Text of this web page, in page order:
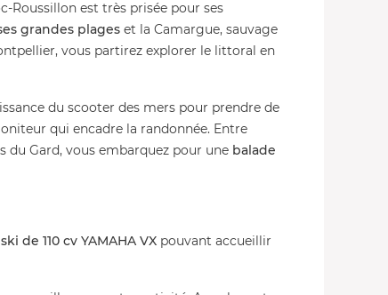
Roussillon est très prisée pour ses
grandes plages et la Camargue, sauvage
vous partirez explorer le littoral en
du scooter des mers pour prendre de
qui encadre la randonnée. Entre
du Gard, vous embarquez pour une balade
de 110 cv YAMAHA VX pouvant accueillir